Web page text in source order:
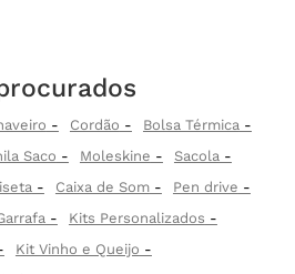
Cordão
Bolsa Térmica
Saco Moleskine
Sacola
Caixa de Som
Pen drive
Kits Personalizados
Kit Vinho e Queijo